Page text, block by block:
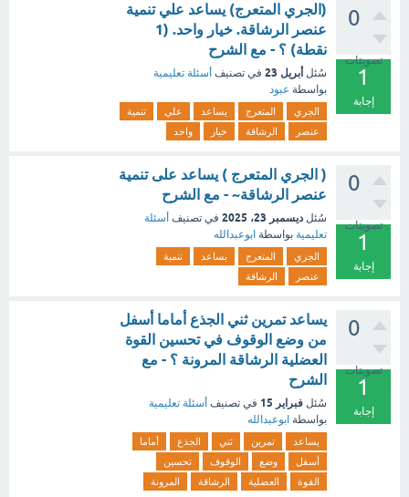
0
تصويتات
1
إجابة
(الجري المتعرج) يساعد علي تنمية
عنصر الرشاقة. خيار واحد. (1
نقطة) ؟ - مع الشرح
سُئل أبريل 23 في تصنيف أسئلة تعليمية
بواسطة عبود
الجري المتعرج يساعد علي
تنمية
عنصر
الرشاقة خيار واحد
0
تصويتات
1
إجابة
( الجري المتعرج ) يساعد على تنمية
عنصر الرشاقة~ - مع الشرح
سُئل ديسمبر 23، 2025 في تصنيف أسئلة
تعليمية بواسطة ابوعبدالله
الجري المتعرج يساعد
تنمية
عنصر
الرشاقة
0
تصويتات
1
إجابة
يساعد تمرين ثني الجذع أماما أسفل
من وضع الوقوف في تحسين القوة
العضلية الرشاقة المرونة ؟ - مع
الشرح
سُئل فبراير 15 في تصنيف أسئلة تعليمية
بواسطة ابوعبدالله
يساعد تمرين ثني الجذع
أماما
أسفل
وضع الوقوف
تحسين
القوة
العضلية الرشاقة المرونة